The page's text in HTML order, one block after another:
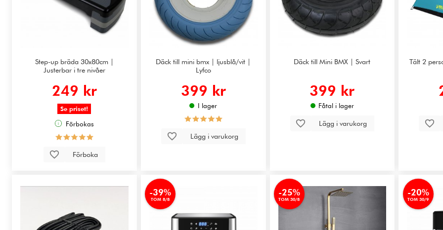
Step-up bräda 30x80cm |
Justerbar i tre nivåer
249 kr
Se priset!
Förbokas
Förboka
Däck till mini bmx | ljusblå/vit |
Lyfco
399 kr
I lager
Lägg i varukorg
Däck till Mini BMX | Svart
399 kr
Fåtal i lager
Lägg i varukorg
Tält 2
-39%
TOM 8/8
-25%
TOM 30/8
-20%
TOM 30/9